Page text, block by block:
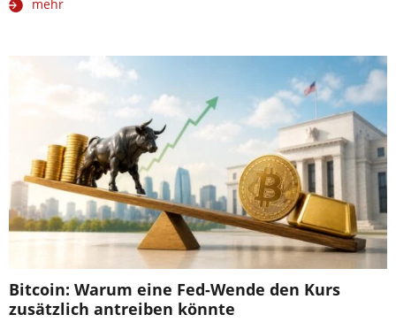
mehr
Bitcoin: Warum eine Fed-Wende den Kurs
zusätzlich antreiben könnte